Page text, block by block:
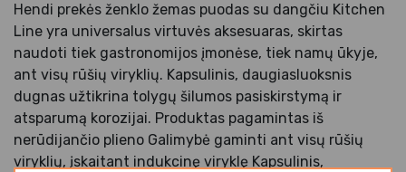
Hendi prekės ženklo žemas puodas su dangčiu Kitchen
Line yra universalus virtuvės aksesuaras, skirtas
naudoti tiek gastronomijos įmonėse, tiek namų ūkyje,
ant visų rūšių viryklių. Kapsulinis, daugiasluoksnis
dugnas užtikrina tolygų šilumos pasiskirstymą ir
atsparumą korozijai. Produktas pagamintas iš
nerūdijančio plieno Galimybė gaminti ant visų rūšių
viryklių, įskaitant indukcinę viryklę Kapsulinis,